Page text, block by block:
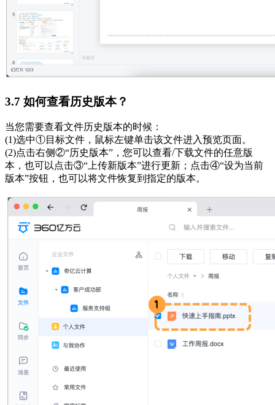
3.7 如何查看历史版本？
当您需要查看文件历史版本的时候：
(1)选中①目标文件，鼠标左键单击该文件进入预览页面。
(2)点击右侧②“历史版本”，您可以查看/下载文件的任意版
本，也可以点击③“上传新版本”进行更新；点击④“设为当前
版本”按钮，也可以将文件恢复到指定的版本。